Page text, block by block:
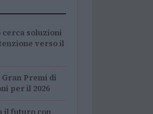
cerca soluzioni
verso il
Premi di
per il 2026
il futuro con